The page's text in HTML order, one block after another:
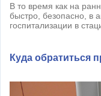
В то время как на
быстро, безопасно, в
госпитализации в
Куда обратиться